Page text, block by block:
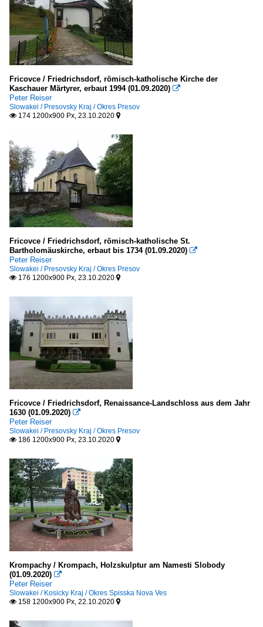
Fricovce / Friedrichsdorf, römisch-katholische Kirche der
Kaschauer Märtyrer, erbaut 1994 (01.09.2020) 
Peter Reiser
Slowakei / Presovsky Kraj / Okres Presov
 174 1200x900 Px, 23.10.2020 
Fricovce / Friedrichsdorf, römisch-katholische St.
Bartholomäuskirche, erbaut bis 1734 (01.09.2020) 
Peter Reiser
Slowakei / Presovsky Kraj / Okres Presov
 176 1200x900 Px, 23.10.2020 
Fricovce / Friedrichsdorf, Renaissance-Landschloss aus dem Jahr
1630 (01.09.2020) 
Peter Reiser
Slowakei / Presovsky Kraj / Okres Presov
 186 1200x900 Px, 23.10.2020 
Krompachy / Krompach, Holzskulptur am Namesti Slobody
(01.09.2020) 
Peter Reiser
Slowakei / Kosicky Kraj / Okres Spisska Nova Ves
 158 1200x900 Px, 22.10.2020 